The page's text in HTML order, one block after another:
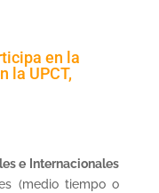
en la
la UPCT,
e Internacionales
(medio tiempo o